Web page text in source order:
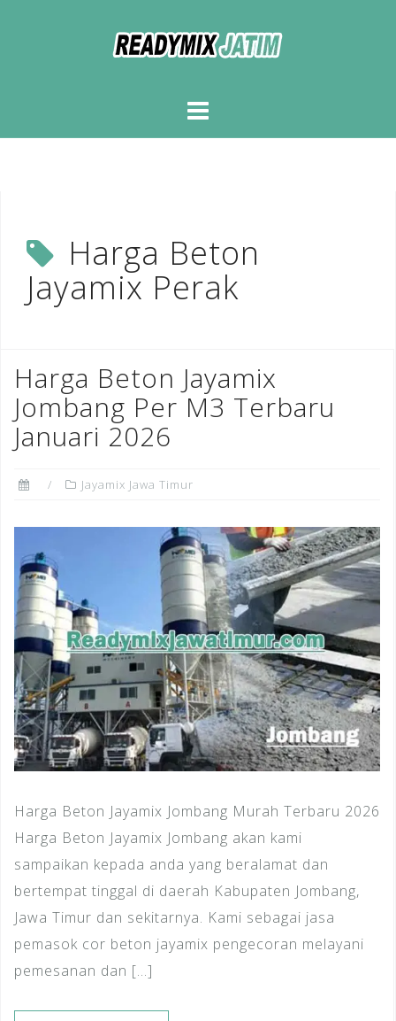
Harga Beton
Jayamix Perak
Harga Beton Jayamix
Jombang Per M3 Terbaru
Januari 2026
Jayamix Jawa Timur
Harga Beton Jayamix Jombang Murah Terbaru 2026
Harga Beton Jayamix Jombang akan kami
sampaikan kepada anda yang beralamat dan
bertempat tinggal di daerah Kabupaten Jombang,
Jawa Timur dan sekitarnya. Kami sebagai jasa
pemasok cor beton jayamix pengecoran melayani
pemesanan dan […]